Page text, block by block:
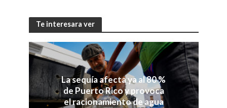
Te interesara ver
La sequía afecta ya al 80 %
de Puerto Rico y provoca
el racionamiento de agua